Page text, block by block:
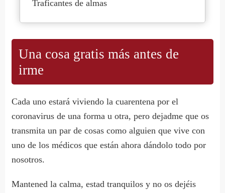
Traficantes de almas
Una cosa gratis más antes de
irme
Cada uno estará viviendo la cuarentena por el
coronavirus de una forma u otra, pero dejadme que os
transmita un par de cosas como alguien que vive con
uno de los médicos que están ahora dándolo todo por
nosotros.
Mantened la calma, estad tranquilos y no os dejéis